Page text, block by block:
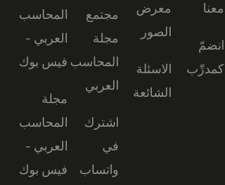
معنا
انضمّ
كمدرِّب
معرض
الصور
الاسئلة
الشائعة
مجتمع
مجلة
المحاسب
العربي
اشترك
في
واتساب
المحاسب
العربي -
فيس بوك
مجلة
المحاسب
العربي -
فيس بوك